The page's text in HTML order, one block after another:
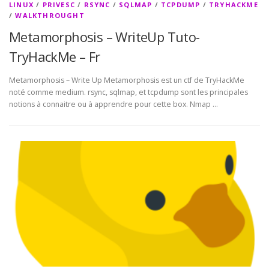
LINUX / PRIVESC / RSYNC / SQLMAP / TCPDUMP / TRYHACKME
/WALKTHROUGHT
Metamorphosis – WriteUp Tuto-
TryHackMe – Fr
Metamorphosis – Write Up Metamorphosis est un ctf de TryHackMe
noté comme medium. rsync, sqlmap, et tcpdump sont les principales
notions à connaitre ou à apprendre pour cette box. Nmap …